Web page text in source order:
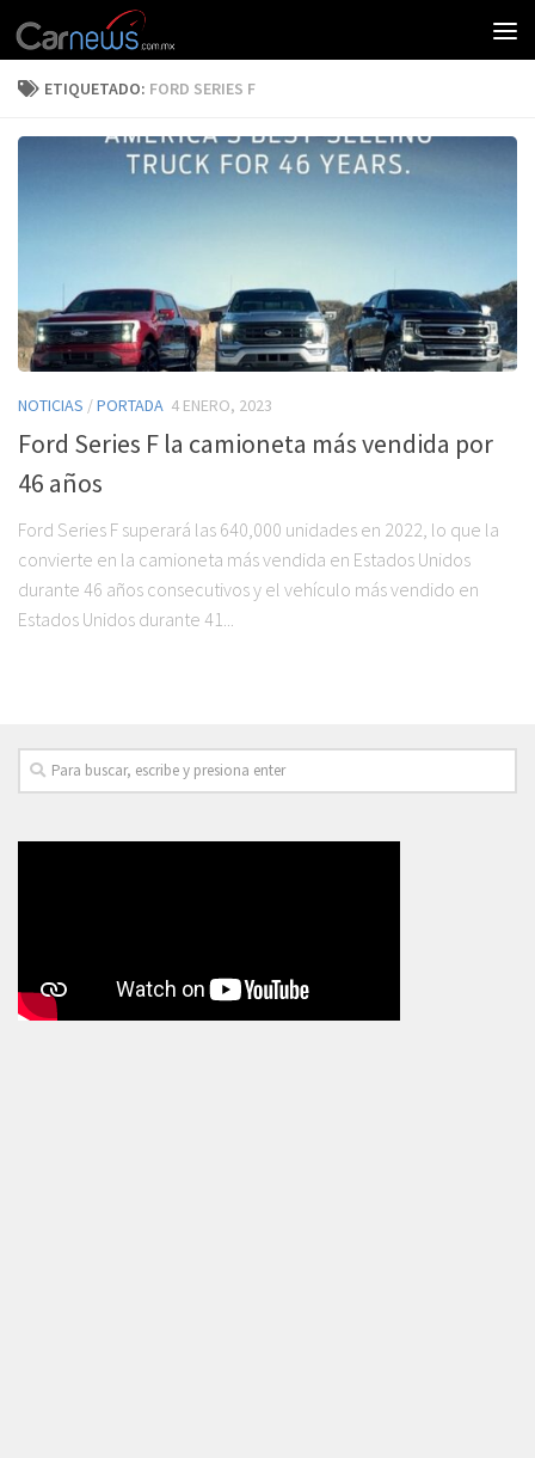
ETIQUETADO: FORD SERIES F
NOTICIAS /PORTADA 4 ENERO, 2023
Ford Series F la camioneta más vendida por
46 años
Ford Series F superará las 640,000 unidades en 2022, lo que la
convierte en la camioneta más vendida en Estados Unidos
durante 46 años consecutivos y el vehículo más vendido en
Estados Unidos durante 41...